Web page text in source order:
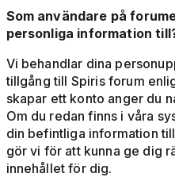
Som användare på
personliga information
Vi behandlar dina
tillgång till Spiris forum
skapar ett konto anger du
Om du redan finns i våra
din befintliga information
gör vi för att kunna ge dig
innehållet för dig.